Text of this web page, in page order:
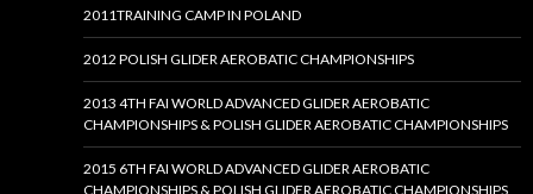
2011TRAINING CAMP IN POLAND
2012 POLISH GLIDER AEROBATIC CHAMPIONSHIPS
2013 4TH FAI WORLD ADVANCED GLIDER AEROBATIC
CHAMPIONSHIPS & POLISH GLIDER AEROBATIC CHAMPIONSHIPS
2015 6TH FAI WORLD ADVANCED GLIDER AEROBATIC
CHAMPIONSHIPS & POLISH GLIDER AEROBATIC CHAMPIONSHIPS